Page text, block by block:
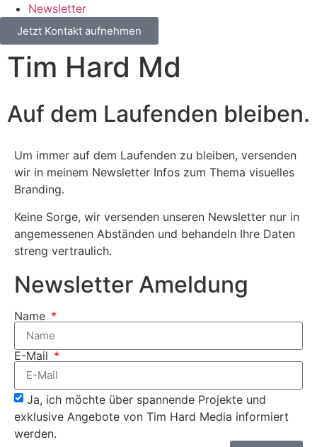
Newsletter
Jetzt Kontakt aufnehmen
Tim Hard Md
Auf dem Laufenden bleiben.
Um immer auf dem Laufenden zu bleiben, versenden
wir in meinem Newsletter Infos zum Thema visuelles
Branding.
Keine Sorge, wir versenden unseren Newsletter nur in
angemessenen Abständen und behandeln Ihre Daten
streng vertraulich.
Newsletter Ameldung
Name
E-Mail
Ja, ich möchte über spannende Projekte und
exklusive Angebote von Tim Hard Media informiert
werden.